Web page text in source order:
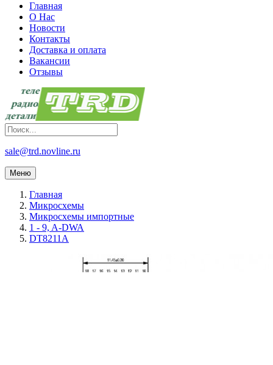
Главная
О Нас
Новости
Контакты
Доставка и оплата
Вакансии
Отзывы
sale@trd.novline.ru
Меню
Главная
Микросхемы
Микросхемы импортные
1 - 9, A-DWA
DT8211A